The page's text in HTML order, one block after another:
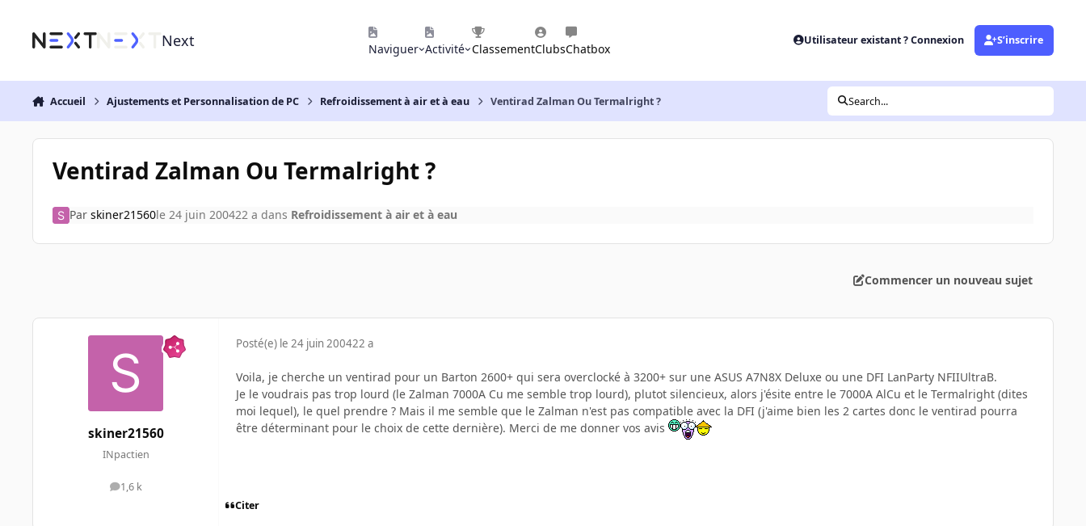
Next Naviguer Activité ClassementClubsChatbox
Utilisateur existant ? Connexion S’inscrire
Accueil Ajustements et Personnalisation de PC Refroidissement à air et à eau Ventirad Zalman Ou Termalright ? Search...
Ventirad Zalman Ou Termalright ?
Par skiner21560le 24 juin 200422 a dans Refroidissement à air et à eau
Commencer un nouveau sujet
skiner21560
INpactien
1,6 k
messages
Posté(e) le 24 juin 200422 a
Voila, je cherche un ventirad pour un Barton 2600+ qui sera overclocké à 3200+ sur une ASUS A7N8X Deluxe ou une DFI LanParty NFIIUltraB.
Je le voudrais pas trop lourd (le Zalman 7000A Cu me semble trop lourd), plutot silencieux, alors j'ésite entre le 7000A AlCu et le Termalright (dites
moi lequel), le quel prendre ? Mais il me semble que le Zalman n'est pas compatible avec la DFI (j'aime bien les 2 cartes donc le ventirad pourra
être déterminant pour le choix de cette dernière). Merci de me donner vos avis
Citer